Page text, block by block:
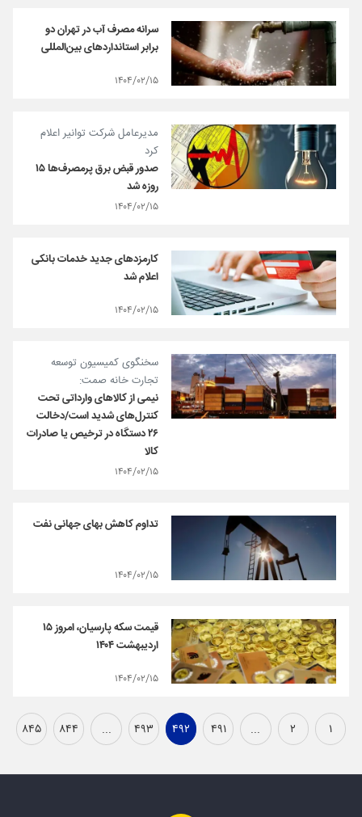
سرانه مصرف آب در تهران دو
برابر استانداردهای بین‌المللی
۱۴۰۴/۰۲/۱۵
مدیرعامل شرکت توانیر اعلام
کرد
صدور قبض برق پرمصرف‌ها ۱۵
روزه شد
۱۴۰۴/۰۲/۱۵
کارمزدهای جدید خدمات بانکی
اعلام شد
۱۴۰۴/۰۲/۱۵
سخنگوی کمیسیون توسعه
تجارت خانه صمت:
نیمی از کالاهای وارداتی تحت
کنترل‌های شدید است/دخالت
۲۶ دستگاه در ترخیص یا صادرات
کالا
۱۴۰۴/۰۲/۱۵
تداوم کاهش بهای جهانی نفت
۱۴۰۴/۰۲/۱۵
قیمت سکه پارسیان، امروز ۱۵
اردیبهشت ۱۴۰۴
۱۴۰۴/۰۲/۱۵
۱ ۲ ... ۴۹۱ ۴۹۲ ۴۹۳ ... ۸۴۴ ۸۴۵